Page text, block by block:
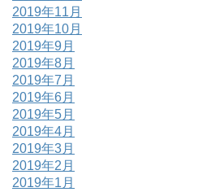
2019年11月
2019年10月
2019年9月
2019年8月
2019年7月
2019年6月
2019年5月
2019年4月
2019年3月
2019年2月
2019年1月